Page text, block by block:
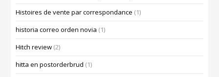
Histoires de vente par correspondance (1)
historia correo orden novia (1)
Hitch review (2)
hitta en postorderbrud (1)